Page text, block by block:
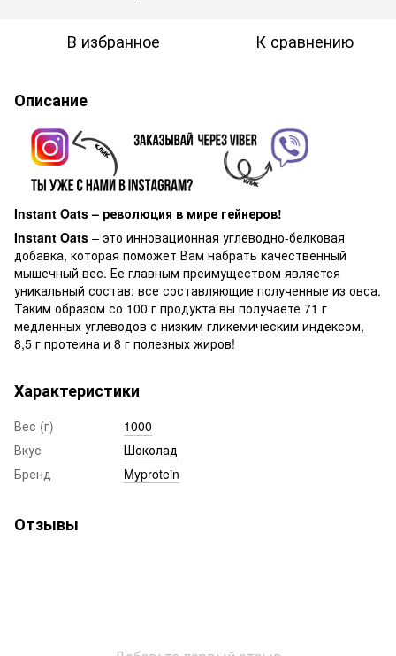
В избранное К сравнению
Описание
Instant Oats – революция в мире гейнеров!
Instant Oats – это инновационная углеводно-белковая
добавка, которая поможет Вам набрать качественный
мышечный вес. Ее главным преимуществом является
уникальный состав: все составляющие полученные из овса.
Таким образом со 100 г продукта вы получаете 71 г
медленных углеводов с низким гликемическим индексом,
8,5 г протеина и 8 г полезных жиров!
Характеристики
Вес (г)
1000
Вкус
Шоколад
Бренд
Myprotein
Отзывы